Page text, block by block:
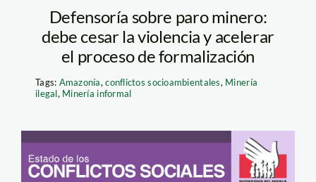
Defensoría sobre paro minero:
debe cesar la violencia y acelerar
el proceso de formalización
Tags: Amazonía,conflictos socioambientales, Minería
ilegal, Minería informal